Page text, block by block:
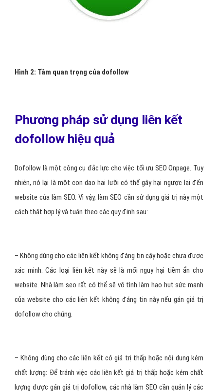
Hình 2: Tầm quan trọng của dofollow
Phương pháp sử dụng liên kết
dofollow hiệu quả
Dofollow là một công cụ đắc lực cho việc tối ưu SEO Onpage. Tuy
nhiên, nó lại là một con dao hai lưỡi có thể gây hại ngược lại đến
website của làm SEO. Vì vậy, làm SEO cần sử dụng giá trị này một
cách thật hợp lý và tuân theo các quy định sau:
– Không dùng cho các liên kết không đáng tin cậy hoặc chưa được
xác minh: Các loại liên kết này sẽ là mối nguy hại tiềm ẩn cho
website. Nhà làm seo rất có thể sẽ vô tình làm hao hụt sức mạnh
của website cho các liên kết không đáng tin này nếu gán giá trị
dofollow cho chúng.
– Không dùng cho các liên kết có giá trị thấp hoặc nội dung kém
chất lượng: Để tránh việc các liên kết giá trị thấp hoặc kém chất
lượng được gán giá trị dofollow, các nhà làm SEO cần quản lý các